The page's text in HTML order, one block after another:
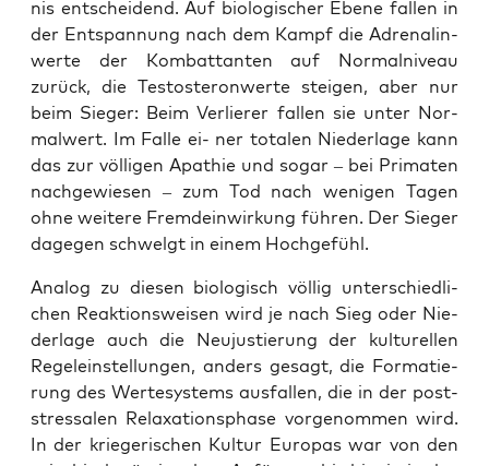
nis ent­schei­dend. Auf bio­lo­gi­scher Ebe­ne fal­len in
der Ent­span­nung nach dem Kampf die Adre­na­lin­
wer­te der Kom­bat­tan­ten auf Nor­mal­ni­veau
zurück, die Tes­to­ste­ron­wer­te stei­gen, aber nur
beim Sie­ger: Beim Ver­lie­rer fal­len sie unter Nor­
mal­wert. Im Fal­le ei- ner tota­len Nie­der­la­ge kann
das zur völ­li­gen Apa­thie und sogar – bei Pri­ma­ten
nach­ge­wie­sen – zum Tod nach weni­gen Tagen
ohne wei­te­re Fremd­ein­wir­kung füh­ren. Der Sie­ger
dage­gen schwelgt in einem Hochgefühl.
Ana­log zu die­sen bio­lo­gisch völ­lig unter­schied­li­
chen Reak­ti­ons­wei­sen wird je nach Sieg oder Nie­
der­la­ge auch die Neu­jus­tie­rung der kul­tu­rel­len
Regel­ein­stel­lun­gen, anders gesagt, die For­ma­tie­
rung des Wer­te­sys­tems aus­fal­len, die in der post­
stres­sa­len Rela­xa­ti­ons­pha­se vor­ge­nom­men wird.
In der krie­ge­ri­schen Kul­tur Euro­pas war von den